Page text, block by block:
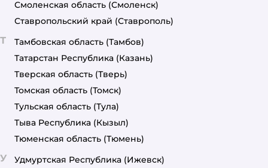
Смоленская область (Смоленск)
Ставропольский край (Ставрополь)
Т Тамбовская область (Тамбов)
Татарстан Республика (Казань)
Тверская область (Тверь)
Томская область (Томск)
Тульская область (Тула)
Тыва Республика (Кызыл)
Тюменская область (Тюмень)
У Удмуртская Республика (Ижевск)